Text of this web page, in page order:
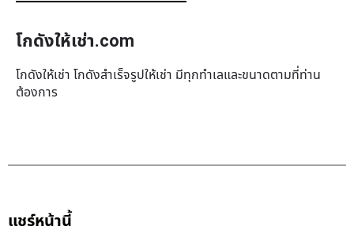
โกดังให้เช่า.com
โกดังให้เช่า โกดังสำเร็จรูปให้เช่า มีทุกทำเล​และขนาดตามที่ท่าน
ต้องการ
แชร์หน้านี้